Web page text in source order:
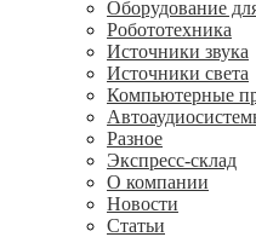
Оборудование
Робототехника
Источники звука
Источники света
Компьютерные
Разное
Экспресс-склад
О компании
Новости
Статьи